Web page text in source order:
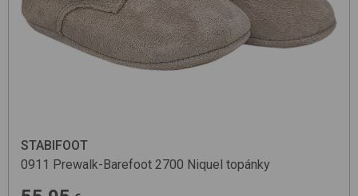
STABIFOOT
0911 Prewalk-Barefoot 2700 Niquel topánky